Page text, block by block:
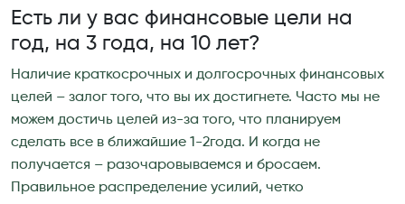
Есть ли у вас финансовые цели на
год, на 3 года, на 10 лет?
Наличие краткосрочных и долгосрочных финансовых
целей – залог того, что вы их достигнете. Часто мы не
можем достичь целей из-за того, что планируем
сделать все в ближайшие 1-2года. И когда не
получается – разочаровываемся и бросаем.
Правильное распределение усилий, четко